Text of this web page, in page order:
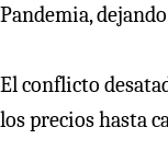
Pandemia,
El conflicto
los precios hasta